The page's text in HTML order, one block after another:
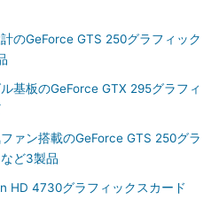
のGeForce GTS 250グラフィック
基板のGeForce GTX 295グラフィ
ァン搭載のGeForce GTS 250グラ
ど3製品
HD 4730グラフィックスカード